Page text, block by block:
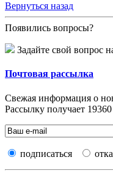
Вернуться назад
Появились вопросы?
Задайте свой вопрос
Почтовая рассылка
Свежая информация о
Рассылку получает 19360
подписаться